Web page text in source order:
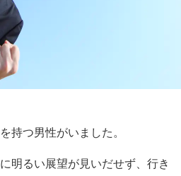
持つ男性がいました。
明るい展望が見いだせず、行き